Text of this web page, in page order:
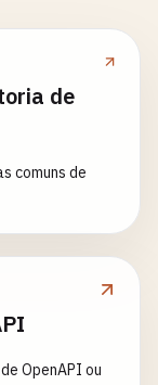
de
comuns de
OpenAPI ou